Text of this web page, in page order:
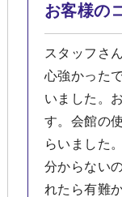
お客様の
スタッフさ
心強かった
いました。
す。会館の
らいました
分からない
れたら有難